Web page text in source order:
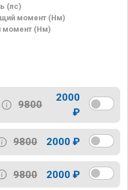
(лс)
момент (Нм)
момент (Нм)
9800
2000
₽
9800 2000 ₽
9800 2000 ₽